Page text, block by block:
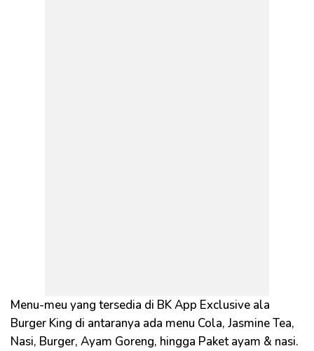
Menu-meu yang tersedia di BK App Exclusive ala
Burger King di antaranya ada menu Cola, Jasmine Tea,
Nasi, Burger, Ayam Goreng, hingga Paket ayam & nasi.